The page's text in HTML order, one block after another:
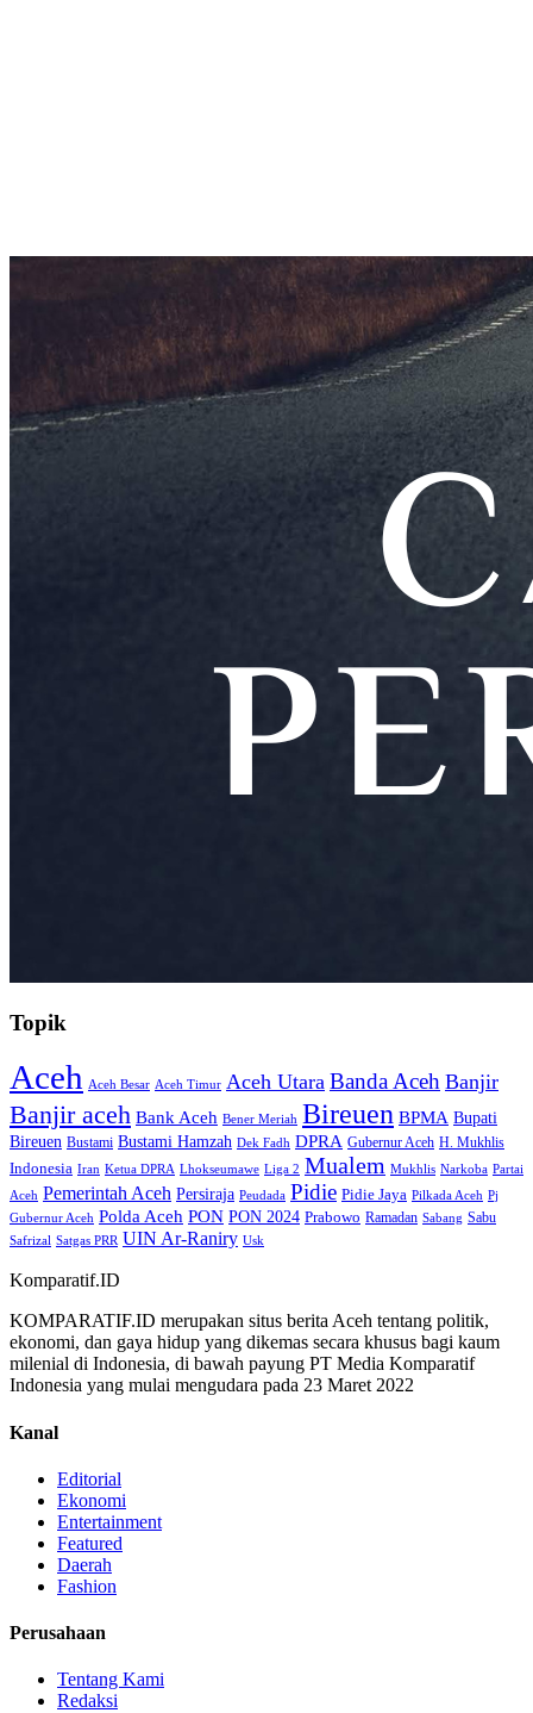
Topik
Aceh Aceh Besar Aceh Timur Aceh Utara Banda Aceh Banjir
Banjir aceh Bank Aceh Bener Meriah Bireuen BPMA Bupati
Bireuen Bustami Bustami Hamzah Dek Fadh DPRA Gubernur Aceh H. Mukhlis
Indonesia Iran Ketua DPRA Lhokseumawe Liga 2 Mualem Mukhlis Narkoba Partai
Aceh Pemerintah Aceh Persiraja Peudada Pidie Pidie Jaya Pilkada Aceh Pj
Gubernur Aceh Polda Aceh PON PON 2024 Prabowo Ramadan Sabang Sabu
Safrizal Satgas PRR UIN Ar-Raniry Usk
Komparatif.ID
KOMPARATIF.ID merupakan situs berita Aceh tentang politik,
ekonomi, dan gaya hidup yang dikemas secara khusus bagi kaum
milenial di Indonesia, di bawah payung PT Media Komparatif
Indonesia yang mulai mengudara pada 23 Maret 2022
Kanal
Editorial
Ekonomi
Entertainment
Featured
Daerah
Fashion
Perusahaan
Tentang Kami
Redaksi